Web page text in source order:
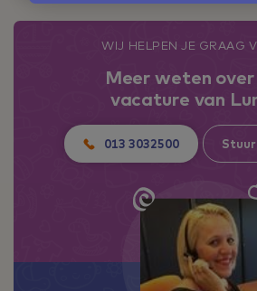
WIJ HELPEN JE GRAAG
Meer weten over
vacature van
013 3032500